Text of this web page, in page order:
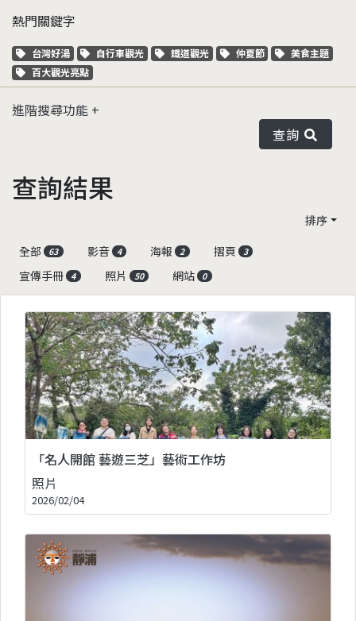
熱門關鍵字
關鍵字標籤
台灣好湯 關鍵字標籤
自行車觀光 關鍵字標籤
鐵道觀光 關鍵字標籤
仲夏節 關鍵字標籤
美食主題
關鍵字標籤
百大觀光亮點
進階搜尋功能
查詢
查詢結果
排序
全部
63 影音 4 海報 2 摺頁 3
宣傳手冊 4 照片 50 網站 0
「名人開館 藝遊三芝」藝術工作坊
照片
2026/02/04